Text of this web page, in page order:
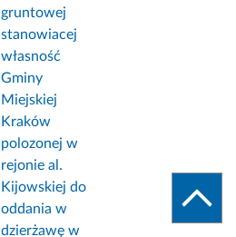
gruntowej
stanowiacej
własność
Gminy
Miejskiej
Kraków
polozonej w
rejonie al.
Kijowskiej do
oddania w
dzierżawę w